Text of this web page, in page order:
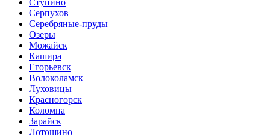
Ступино
Серпухов
Серебряные-пруды
Озеры
Можайск
Кашира
Егорьевск
Волоколамск
Луховицы
Красногорск
Коломна
Зарайск
Лотошино